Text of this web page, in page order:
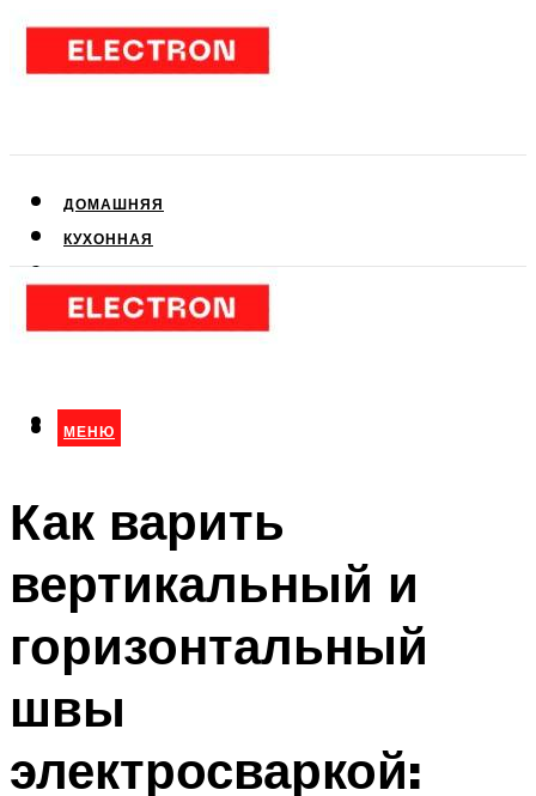
ДОМАШНЯЯ
КУХОННАЯ
КЛИМАТИЧЕСКАЯ
МЕНЮ
МЕНЮ
Как варить
вертикальный и
горизонтальный
швы
электросваркой: